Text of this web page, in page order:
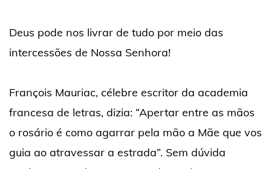
Deus pode nos livrar de tudo por meio das
intercessões de Nossa Senhora!
François Mauriac, célebre escritor da academia
francesa de letras, dizia: “Apertar entre as mãos
o rosário é como agarrar pela mão a Mãe que vos
guia ao atravessar a estrada”. Sem dúvida